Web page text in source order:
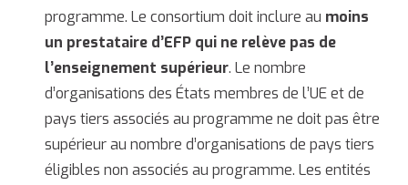
programme. Le consortium doit inclure au moins
un prestataire d’EFP qui ne relève pas de
l’enseignement supérieur. Le nombre
d’organisations des États membres de l’UE et de
pays tiers associés au programme ne doit pas être
supérieur au nombre d’organisations de pays tiers
éligibles non associés au programme. Les entités